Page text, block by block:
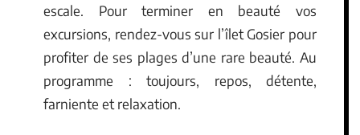
escale. Pour terminer en beauté vos
excursions, rendez-vous sur l’îlet Gosier pour
profiter de ses plages d’une rare beauté. Au
programme : toujours, repos, détente,
farniente et relaxation.